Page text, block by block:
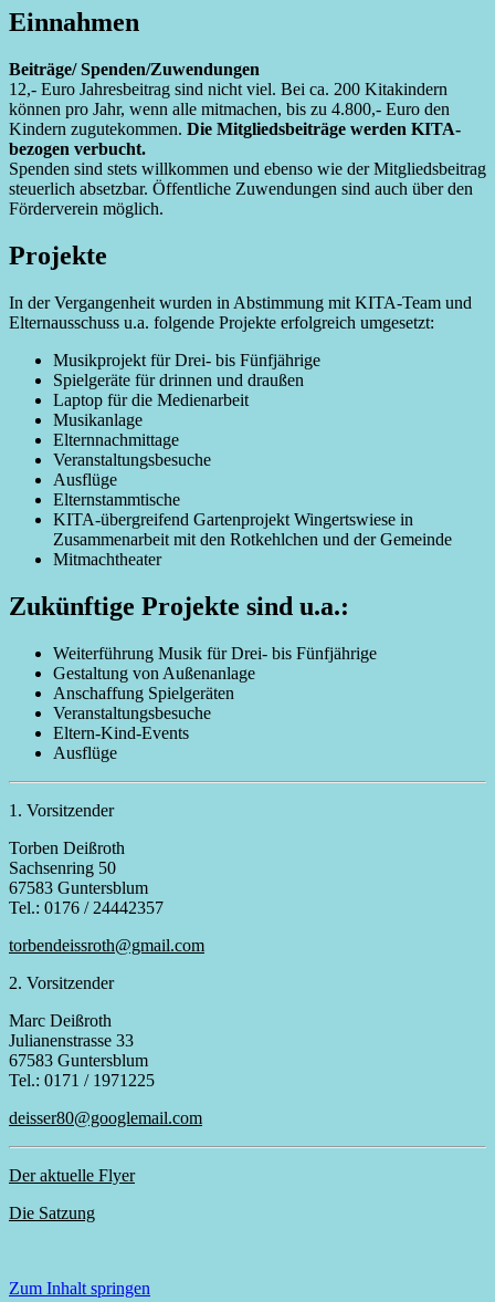
Einnahmen
Beiträge/ Spenden/Zuwendungen
12,- Euro Jahresbeitrag sind nicht viel. Bei ca. 200 Kitakindern
können pro Jahr, wenn alle mitmachen, bis zu 4.800,- Euro den
Kindern zugutekommen. Die Mitgliedsbeiträge werden KITA-
bezogen verbucht.
Spenden sind stets willkommen und ebenso wie der Mitgliedsbeitrag
steuerlich absetzbar. Öffentliche Zuwendungen sind auch über den
Förderverein möglich.
Projekte
In der Vergangenheit wurden in Abstimmung mit KITA-Team und
Elternausschuss u.a. folgende Projekte erfolgreich umgesetzt:
Musikprojekt für Drei- bis Fünfjährige
Spielgeräte für drinnen und draußen
Laptop für die Medienarbeit
Musikanlage
Elternnachmittage
Veranstaltungsbesuche
Ausflüge
Elternstammtische
KITA-übergreifend Gartenprojekt Wingertswiese in
Zusammenarbeit mit den Rotkehlchen und der Gemeinde
Mitmachtheater
Zukünftige Projekte sind u.a.:
Weiterführung Musik für Drei- bis Fünfjährige
Gestaltung von Außenanlage
Anschaffung Spielgeräten
Veranstaltungsbesuche
Eltern-Kind-Events
Ausflüge
1. Vorsitzender
Torben Deißroth
Sachsenring 50
67583 Guntersblum
Tel.: 0176 / 24442357
torbendeissroth@gmail.com
2. Vorsitzender
Marc Deißroth
Julianenstrasse 33
67583 Guntersblum
Tel.: 0171 / 1971225
deisser80@googlemail.com
Der aktuelle Flyer
Die Satzung
Zum Inhalt springen